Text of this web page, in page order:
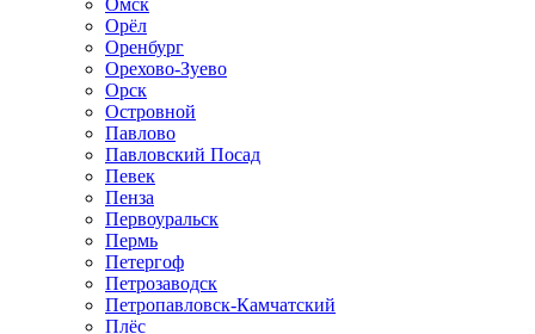
Омск
Орёл
Оренбург
Орехово-Зуево
Орск
Островной
Павлово
Павловский Посад
Певек
Пенза
Первоуральск
Пермь
Петергоф
Петрозаводск
Петропавловск-Камчатский
Плёс